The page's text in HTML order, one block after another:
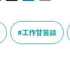
r
e
a
n
k
e
p
y
L
工作甘苦談